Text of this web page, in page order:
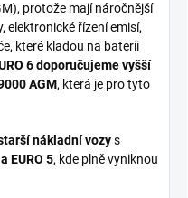
protože mají náročnější
elektronické řízení emisí,
které kladou na baterii
6 doporučujeme vyšší
AGM, která je pro tyto
nákladní vozys
EURO 5, kde plně vyniknou